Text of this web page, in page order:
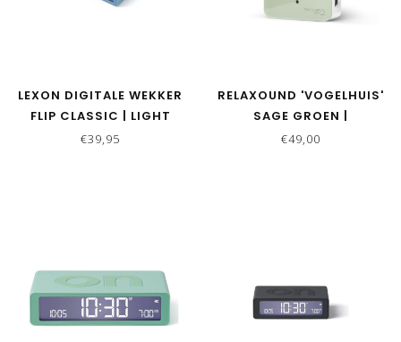
LEXON DIGITALE WEKKER
FLIP CLASSIC | LIGHT
BLUE
€39,95
RELAXOUND 'VOGELHUIS'
SAGE GROEN |
ZWITSCHERBOX
€49,00